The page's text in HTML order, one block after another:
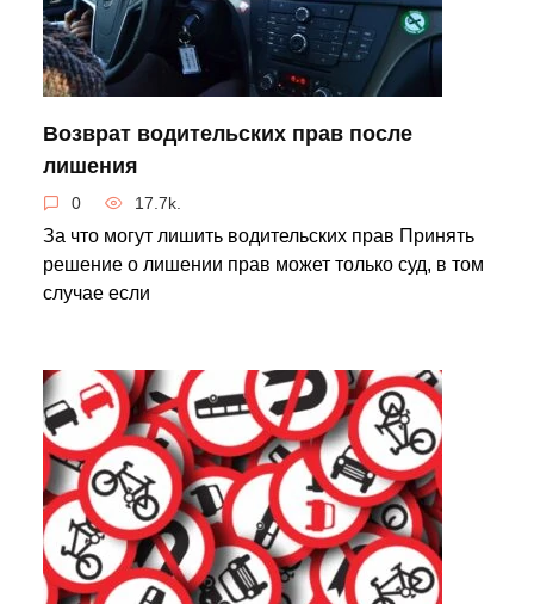
Возврат водительских прав после
лишения
0 17.7k.
За что могут лишить водительских прав Принять
решение о лишении прав может только суд, в том
случае если